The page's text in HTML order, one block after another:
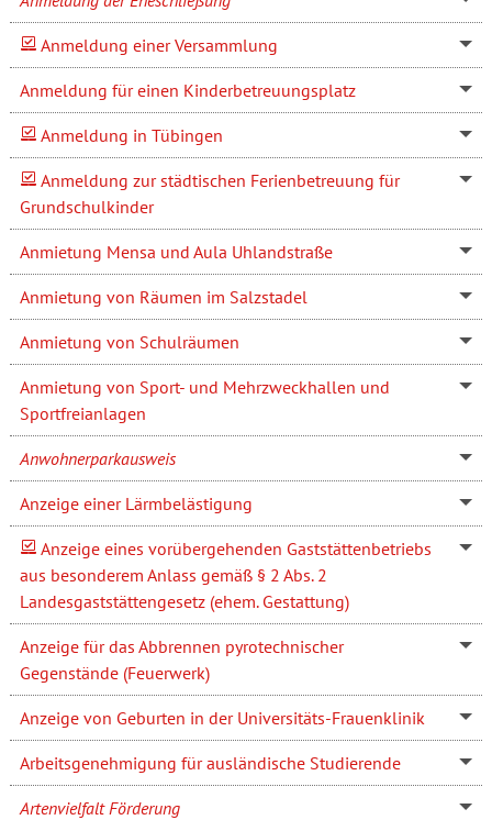
Anmeldung einer Versammlung
Anmeldung für einen Kinderbetreuungsplatz
Anmeldung in Tübingen
Anmeldung zur städtischen Ferienbetreuung für
Grundschulkinder
Anmietung Mensa und Aula Uhlandstraße
Anmietung von Räumen im Salzstadel
Anmietung von Schulräumen
Anmietung von Sport- und Mehrzweckhallen und
Sportfreianlagen
Anwohnerparkausweis
Anzeige einer Lärmbelästigung
Anzeige eines vorübergehenden Gaststättenbetriebs
aus besonderem Anlass gemäß § 2 Abs. 2
Landesgaststättengesetz (ehem. Gestattung)
Anzeige für das Abbrennen pyrotechnischer
Gegenstände (Feuerwerk)
Anzeige von Geburten in der Universitäts-Frauenklinik
Arbeitsgenehmigung für ausländische Studierende
Artenvielfalt Förderung